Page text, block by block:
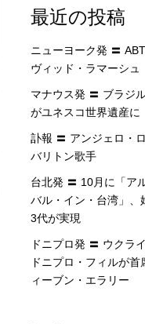
最近の投稿
ニューヨーク発 〓
ヴィッド・ラマーシュ
マナウス発 〓 ブラジ
がユネスコ世界遺産に
訃報 〓 アンジェロ・
バリトン歌手
台北発 〓 10月に「ア
バル・イン・台湾」、
3代が実現
ドニプロ発 〓 ウクラ
ドニプロ・フィルが
ィーブン・エラリー